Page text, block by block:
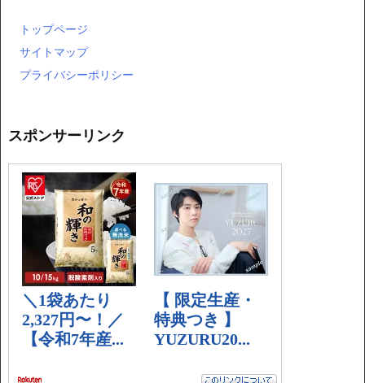
トップページ
サイトマップ
プライバシーポリシー
スポンサーリンク